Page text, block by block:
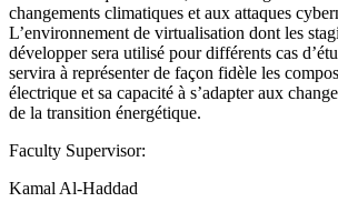
changements climatiques et aux attaques
L’environnement de virtualisation dont les
développer sera utilisé pour différents cas
servira à représenter de façon fidèle les
électrique et sa capacité à s’adapter aux
de la transition énergétique.
Faculty Supervisor:
Kamal Al-Haddad